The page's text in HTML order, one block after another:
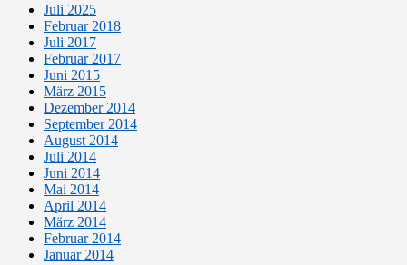
Juli 2025
Februar 2018
Juli 2017
Februar 2017
Juni 2015
März 2015
Dezember 2014
September 2014
August 2014
Juli 2014
Juni 2014
Mai 2014
April 2014
März 2014
Februar 2014
Januar 2014